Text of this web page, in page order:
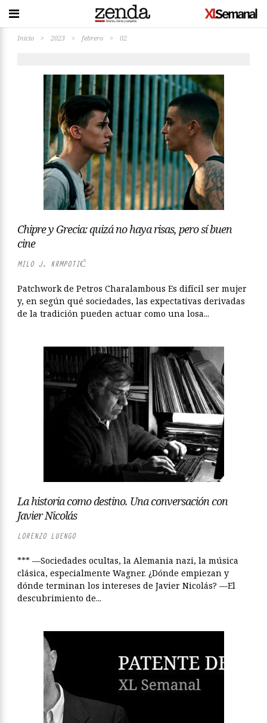
Inicio > 2023 > febrero > 02
Chipre y Grecia: quizá no haya risas, pero sí buen
cine
MILO J. KRMPOTIĆ
Patchwork de Petros Charalambous Es difícil ser mujer
y, en según qué sociedades, las expectativas derivadas
de la tradición pueden actuar como una losa...
La historia como destino. Una conversación con
Javier Nicolás
LORENZO LUENGO
*** —Sociedades ocultas, la Alemania nazi, la música
clásica, especialmente Wagner. ¿Dónde empiezan y
dónde terminan los intereses de Javier Nicolás? —El
descubrimiento de...